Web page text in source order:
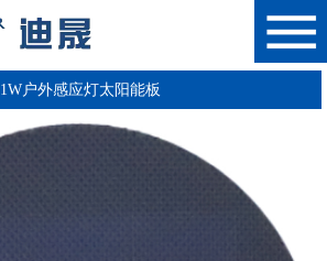
1W户外感应灯太阳能板